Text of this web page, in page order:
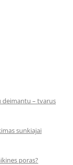
deimantu – tvarus
sunkiajai
poras?